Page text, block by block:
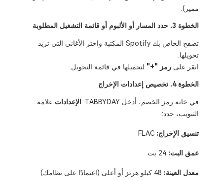
مميز).
الخطوة 3. حدد المسار أو الألبوم أو قائمة التشغيل المطلوبة
تصفح الخاص بك Spotify المكتبة واختر الأغاني التي تريد
تحويلها.
انقر على رمز "+" لتحميلها في قائمة التحويل.
الخطوة 4. تخصيص إعدادات الإخراج
في خانة رمز الخصم، أدخل TABBYDAY. الإعدادات علامة
التبويب، حدد:
تنسيق الإخراج:
عمق البت:
معدل العينة: